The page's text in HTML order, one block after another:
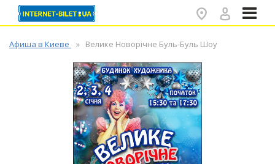
Афиша в Киеве Велике Новорічне Буль-Буль Шоу